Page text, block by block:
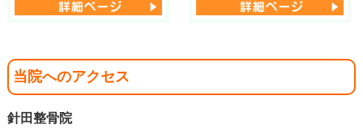
当院へのアクセス
針田整骨院